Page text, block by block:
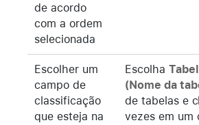
de acordo
com a ordem
selecionada
Escolher um
campo de
classificação
que esteja na
Escolha
(Nome da
de tabelas e
vezes em um